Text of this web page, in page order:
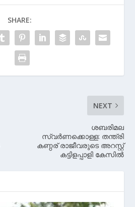
SHARE:
NEXT
ശബരിമല
സ്വർണക്കൊള്ള: തന്ത്രി
കണ്ഠര് രാജീവരുടെ അറസ്റ്റ്
കട്ടിളപ്പാളി കേസിൽ